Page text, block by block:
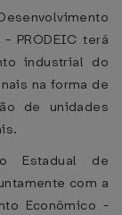
PRODEIC terá
industrial do
na forma de
de unidades
Estadual de
com a
Econômico -